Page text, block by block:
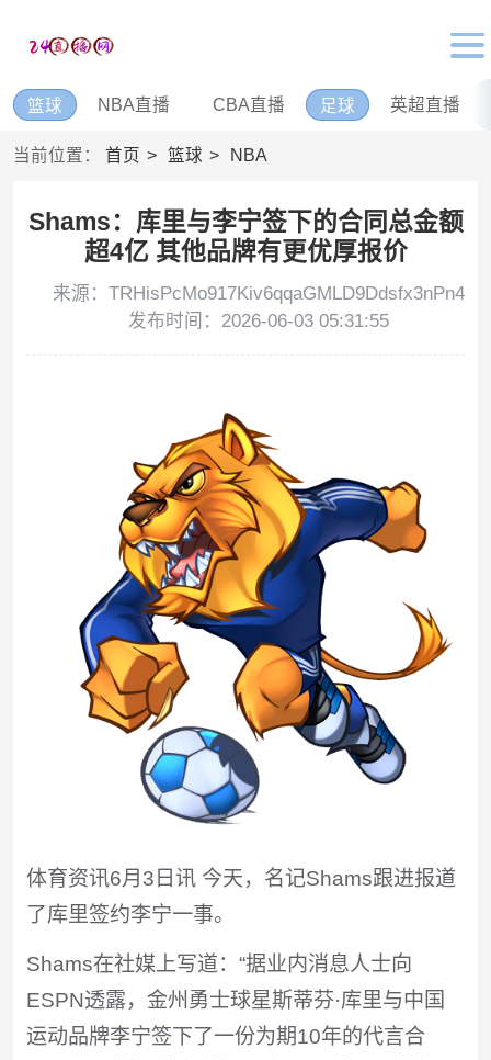
篮球 NBA直播 CBA直播 足球 英超直播
当前位置： 首页 篮球 NBA
Shams：库里与李宁签下的合同总金额
超4亿 其他品牌有更优厚报价
来源：TRHisPcMo917Kiv6qqaGMLD9Ddsfx3nPn4
发布时间：2026-06-03 05:31:55
体育资讯6月3日讯 今天，名记Shams跟进报道
了库里签约李宁一事。
Shams在社媒上写道：“据业内消息人士向
ESPN透露，金州勇士球星斯蒂芬·库里与中国
运动品牌李宁签下了一份为期10年的代言合